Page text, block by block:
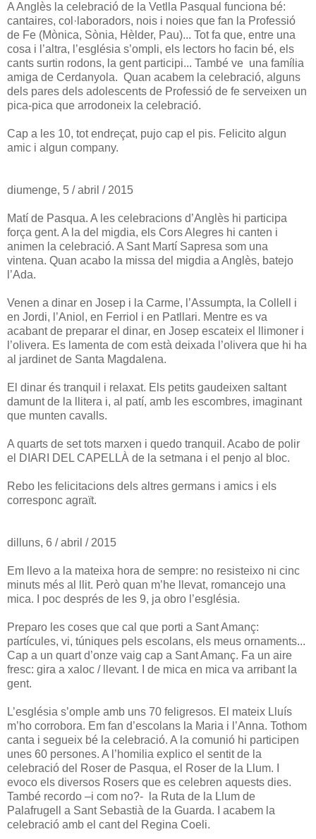
A Anglès la celebració de la Vetlla Pasqual funciona bé:
cantaires, col·laboradors, nois i noies que fan la Professió
de Fe (Mònica, Sònia, Hèlder, Pau)... Tot fa que, entre una
cosa i l’altra, l’església s’ompli, els lectors ho facin bé, els
cants surtin rodons, la gent participi... També ve una família
amiga de Cerdanyola. Quan acabem la celebració, alguns
dels pares dels adolescents de Professió de fe serveixen un
pica-pica que arrodoneix la celebració.
Cap a les 10, tot endreçat, pujo cap el pis. Felicito algun
amic i algun company.
diumenge, 5 / abril / 2015
Matí de Pasqua. A les celebracions d’Anglès hi participa
força gent. A la del migdia, els Cors Alegres hi canten i
animen la celebració. A Sant Martí Sapresa som una
vintena. Quan acabo la missa del migdia a Anglès, batejo
l’Ada.
Venen a dinar en Josep i la Carme, l’Assumpta, la Collell i
en Jordi, l’Aniol, en Ferriol i en Patllari. Mentre es va
acabant de preparar el dinar, en Josep escateix el llimoner i
l’olivera. Es lamenta de com està deixada l’olivera que hi ha
al jardinet de Santa Magdalena.
El dinar és tranquil i relaxat. Els petits gaudeixen saltant
damunt de la llitera i, al patí, amb les escombres, imaginant
que munten cavalls.
A quarts de set tots marxen i quedo tranquil. Acabo de polir
el DIARI DEL CAPELLÀ de la setmana i el penjo al bloc.
Rebo les felicitacions dels altres germans i amics i els
corresponc agraït.
dilluns, 6 / abril / 2015
Em llevo a la mateixa hora de sempre: no resisteixo ni cinc
minuts més al llit. Però quan m’he llevat, romancejo una
mica. I poc després de les 9, ja obro l’església.
Preparo les coses que cal que porti a Sant Amanç:
partícules, vi, túniques pels escolans, els meus ornaments...
Cap a un quart d’onze vaig cap a Sant Amanç. Fa un aire
fresc: gira a xaloc / llevant. I de mica en mica va arribant la
gent.
L’església s’omple amb uns 70 feligresos. El mateix Lluís
m’ho corrobora. Em fan d’escolans la Maria i l’Anna. Tothom
canta i segueix bé la celebració. A la comunió hi participen
unes 60 persones. A l’homilia explico el sentit de la
celebració del Roser de Pasqua, el Roser de la Llum. I
evoco els diversos Rosers que es celebren aquests dies.
També recordo –i com no?- la Ruta de la Llum de
Palafrugell a Sant Sebastià de la Guarda. I acabem la
celebració amb el cant del Regina Coeli.